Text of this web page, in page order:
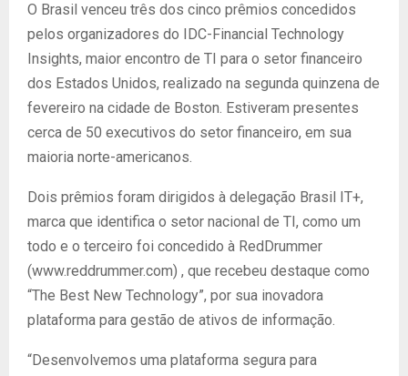
O Brasil venceu três dos cinco prêmios concedidos
pelos organizadores do IDC-Financial Technology
Insights, maior encontro de TI para o setor financeiro
dos Estados Unidos, realizado na segunda quinzena de
fevereiro na cidade de Boston. Estiveram presentes
cerca de 50 executivos do setor financeiro, em sua
maioria norte-americanos.
Dois prêmios foram dirigidos à delegação Brasil IT+,
marca que identifica o setor nacional de TI, como um
todo e o terceiro foi concedido à RedDrummer
(www.reddrummer.com) , que recebeu destaque como
“The Best New Technology”, por sua inovadora
plataforma para gestão de ativos de informação.
“Desenvolvemos uma plataforma segura para